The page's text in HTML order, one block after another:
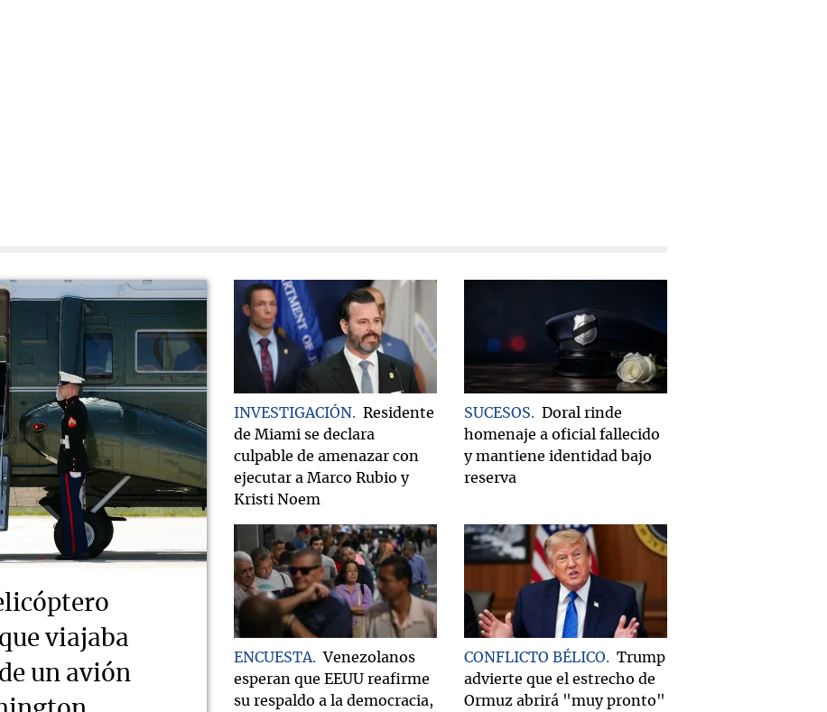
viajaba
un avión
INVESTIGACIÓN
Residente
de Miami se declara
culpable de amenazar con
ejecutar a Marco Rubio y
Kristi Noem
SUCESOS
Doral rinde
homenaje a oficial fallecido
y mantiene identidad bajo
reserva
ENCUESTA
Venezolanos
esperan que EEUU reafirme
su respaldo a la democracia,
CONFLICTO BÉLICO
Trump
advierte que el estrecho de
Ormuz abrirá "muy pronto"